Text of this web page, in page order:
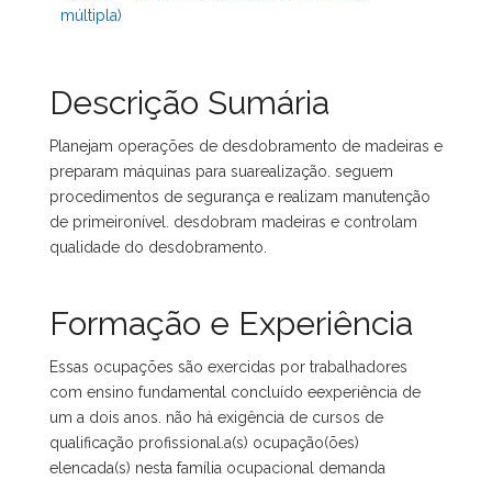
múltipla)
Descrição Sumária
Planejam operações de desdobramento de madeiras e
preparam máquinas para suarealização. seguem
procedimentos de segurança e realizam manutenção
de primeironível. desdobram madeiras e controlam
qualidade do desdobramento.
Formação e Experiência
Essas ocupações são exercidas por trabalhadores
com ensino fundamental concluído eexperiência de
um a dois anos. não há exigência de cursos de
qualificação profissional.a(s) ocupação(ões)
elencada(s) nesta família ocupacional demanda